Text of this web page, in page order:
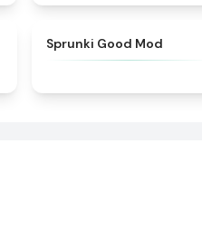
Sprunki Good Mod